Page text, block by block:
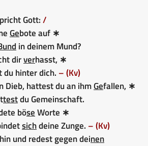
Gott:/
Gebote auf ∗
in deinem Mund?
dirverhasst, ∗
hinter dich. – (Kv)
Dieb, hattest du an ihmGefallen, ∗
testdu Gemeinschaft.
böseWorte ∗
sichdeine Zunge. – (Kv)
und redest gegen deinen